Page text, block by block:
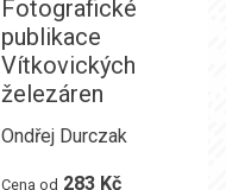
Fotografické
publikace
Vítkovických
železáren
Ondřej Durczak
Cena od 283 Kč